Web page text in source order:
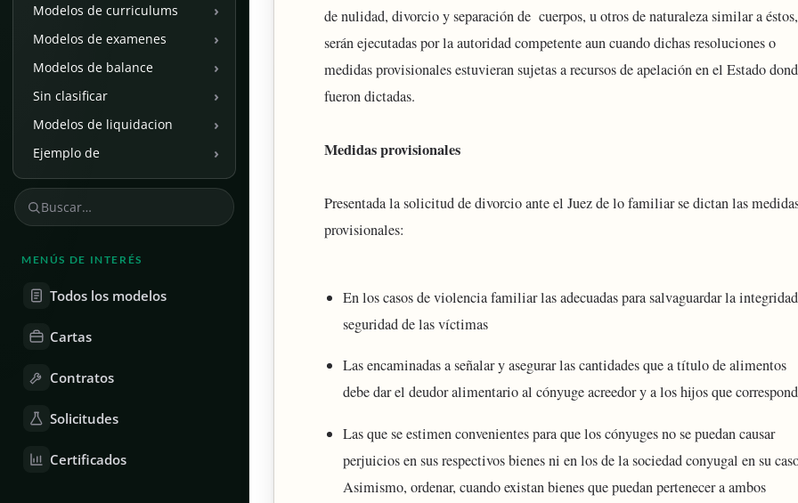
Modelos de curriculums ›
Modelos de examenes ›
Modelos de balance ›
Sin clasificar ›
Modelos de liquidacion ›
Ejemplo de ›
MENÚS DE INTERÉS
Todos los modelos
Cartas
Contratos
Solicitudes
Certificados
de nulidad, divorcio y separación de cuerpos, u otros de naturaleza similar a éstos,
serán ejecutadas por la autoridad competente aun cuando dichas resoluciones o
medidas provisionales estuvieran sujetas a recursos de apelación en el Estado
fueron dictadas.
Medidas provisionales
Presentada la solicitud de divorcio ante el Juez de lo familiar se dictan las
provisionales:
En los casos de violencia familiar las adecuadas para salvaguardar la
seguridad de las víctimas
Las encaminadas a señalar y asegurar las cantidades que a título de alimentos
debe dar el deudor alimentario al cónyuge acreedor y a los hijos que
Las que se estimen convenientes para que los cónyuges no se puedan causar
perjuicios en sus respectivos bienes ni en los de la sociedad conyugal en su
Asimismo, ordenar, cuando existan bienes que puedan pertenecer a ambos